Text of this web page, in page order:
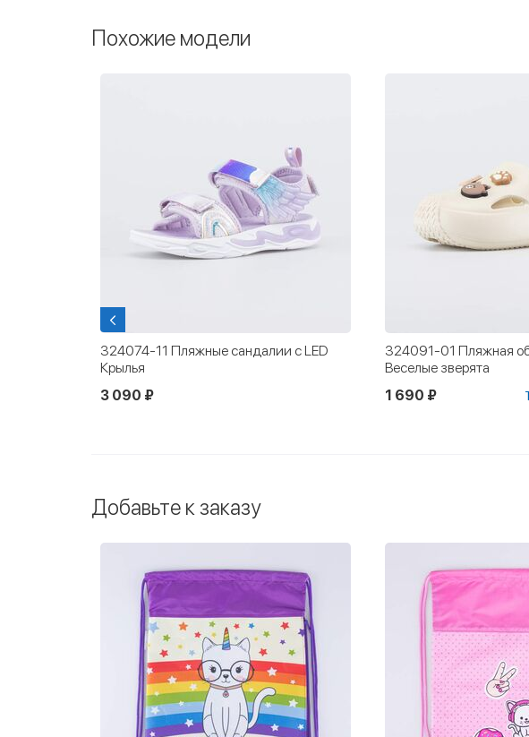
Похожие модели
324074-11 Пляжные сандалии с LED
Крылья
3 090 ₽
324091-01 Пляжная
Веселые зверята
1 690 ₽
Добавьте к заказу